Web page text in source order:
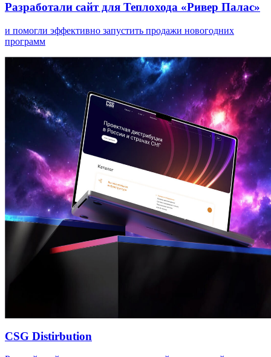
Разработали сайт для Теплохода «Ривер Палас»
и помогли эффективно запустить продажи новогодних
программ
CSG Distirbution